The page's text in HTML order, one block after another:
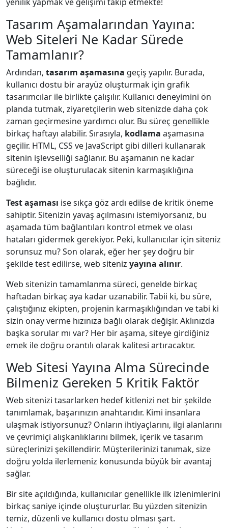
Tasarım Aşamalarından Yayına:
Web Siteleri Ne Kadar Sürede
Tamamlanır?
Ardından, tasarım aşamasına geçiş yapılır. Burada,
kullanıcı dostu bir arayüz oluşturmak için grafik
tasarımcılar ile birlikte çalışılır. Kullanıcı deneyimini ön
planda tutmak, ziyaretçilerin web sitenizde daha çok
zaman geçirmesine yardımcı olur. Bu süreç genellikle
birkaç haftayı alabilir. Sırasıyla, kodlama aşamasına
geçilir. HTML, CSS ve JavaScript gibi dilleri kullanarak
sitenin işlevselliği sağlanır. Bu aşamanın ne kadar
süreceği ise oluşturulacak sitenin karmaşıklığına
bağlıdır.
Test aşaması ise sıkça göz ardı edilse de kritik öneme
sahiptir. Sitenizin yavaş açılmasını istemiyorsanız, bu
aşamada tüm bağlantıları kontrol etmek ve olası
hataları gidermek gerekiyor. Peki, kullanıcılar için siteniz
sorunsuz mu? Son olarak, eğer her şey doğru bir
şekilde test edilirse, web siteniz yayına alınır.
Web sitenizin tamamlanma süreci, genelde birkaç
haftadan birkaç aya kadar uzanabilir. Tabii ki, bu süre,
çalıştığınız ekipten, projenin karmaşıklığından ve tabi ki
sizin onay verme hızınıza bağlı olarak değişir. Aklınızda
başka sorular mı var? Her bir aşama, siteye girdiğiniz
emek ile doğru orantılı olarak kalitesi artıracaktır.
Web Sitesi Yayına Alma Sürecinde
Bilmeniz Gereken 5 Kritik Faktör
Web sitenizi tasarlarken hedef kitlenizi net bir şekilde
tanımlamak, başarınızın anahtarıdır. Kimi insanlara
ulaşmak istiyorsunuz? Onların ihtiyaçlarını, ilgi alanlarını
ve çevrimiçi alışkanlıklarını bilmek, içerik ve tasarım
süreçlerinizi şekillendirir. Müşterilerinizi tanımak, size
doğru yolda ilerlemeniz konusunda büyük bir avantaj
sağlar.
Bir site açıldığında, kullanıcılar genellikle ilk izlenimlerini
birkaç saniye içinde oluştururlar. Bu yüzden sitenizin
temiz, düzenli ve kullanıcı dostu olması şart.